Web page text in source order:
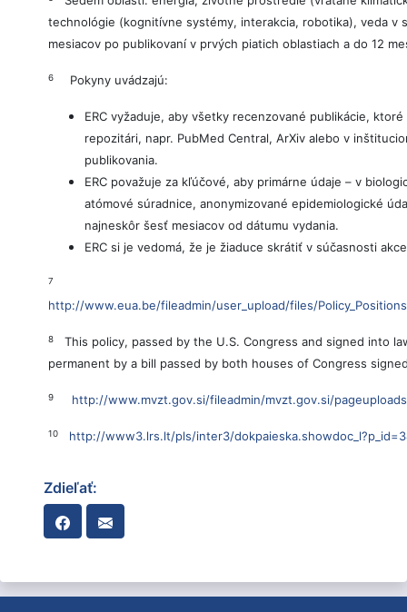
technológie (kognitívne systémy, interakcia, robotika), veda
mesiacov po publikovaní v prvých piatich oblastiach a do 12
6 Pokyny uvádzajú:
ERC vyžaduje, aby všetky recenzované publikácie,
repozitári, napr. PubMed Central, ArXiv alebo v
publikovania.
ERC považuje za kľúčové, aby primárne údaje – v
atómové súradnice, anonymizované epidemiologické
najneskôr šesť mesiacov od dátumu vydania.
ERC si je vedomá, že je žiaduce skrátiť v súčasnosti
7
http://www.eua.be/fileadmin/user_upload/files/
8
This policy, passed by the U.S. Congress and signed into
permanent by a bill passed by both houses of Congress
9 http://www.mvzt.gov.si/fileadmin/mvzt.gov.si/
10 http://www3.lrs.lt/pls/inter3/
Zdieľať: